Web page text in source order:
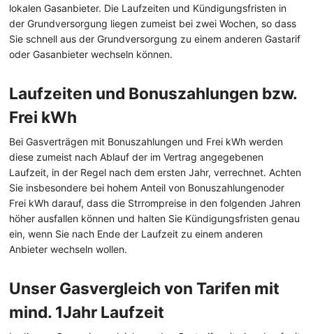
lokalen Gasanbieter. Die Laufzeiten und Kündigungsfristen in
der Grundversorgung liegen zumeist bei zwei Wochen, so dass
Sie schnell aus der Grundversorgung zu einem anderen Gastarif
oder Gasanbieter wechseln können.
Laufzeiten und Bonuszahlungen bzw.
Frei kWh
Bei Gasverträgen mit Bonuszahlungen und Frei kWh werden
diese zumeist nach Ablauf der im Vertrag angegebenen
Laufzeit, in der Regel nach dem ersten Jahr, verrechnet. Achten
Sie insbesondere bei hohem Anteil von Bonuszahlungenoder
Frei kWh darauf, dass die Strrompreise in den folgenden Jahren
höher ausfallen können und halten Sie Kündigungsfristen genau
ein, wenn Sie nach Ende der Laufzeit zu einem anderen
Anbieter wechseln wollen.
Unser Gasvergleich von Tarifen mit
mind. 1Jahr Laufzeit